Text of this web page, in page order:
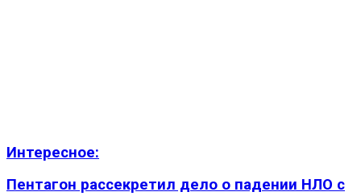
Интересное:
Пентагон рассекретил дело о падении НЛО с